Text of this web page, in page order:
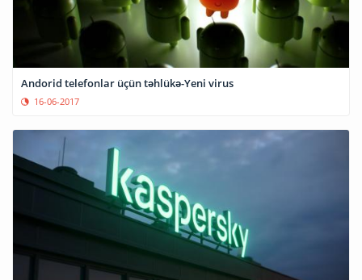
Andorid telefonlar üçün təhlükə-Yeni virus
16-06-2017